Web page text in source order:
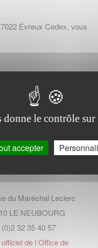
Évreux Cedex, vous
de tourisme de
du Maréchal Leclerc
LE NEUBOURG
32 35 40 57
de l Office de
le contrôle
accepter